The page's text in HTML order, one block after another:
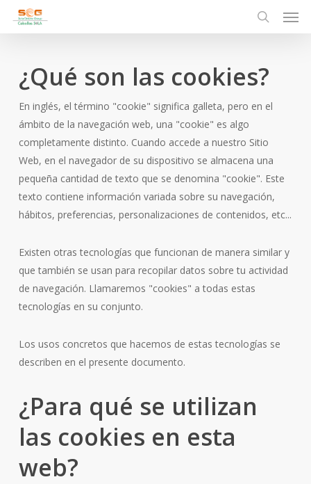
search
¿Qué son las cookies?
En inglés, el término "cookie" significa galleta, pero en el
ámbito de la navegación web, una "cookie" es algo
completamente distinto. Cuando accede a nuestro Sitio
Web, en el navegador de su dispositivo se almacena una
pequeña cantidad de texto que se denomina "cookie". Este
texto contiene información variada sobre su navegación,
hábitos, preferencias, personalizaciones de contenidos, etc...
Existen otras tecnologías que funcionan de manera similar y
que también se usan para recopilar datos sobre tu actividad
de navegación. Llamaremos "cookies" a todas estas
tecnologías en su conjunto.
Los usos concretos que hacemos de estas tecnologías se
describen en el presente documento.
¿Para qué se utilizan
las cookies en esta
web?